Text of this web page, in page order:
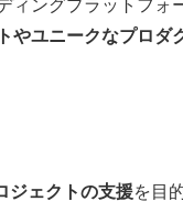
ィングプラットフォ
やユニークなプロダ
ジェクトの支援を目